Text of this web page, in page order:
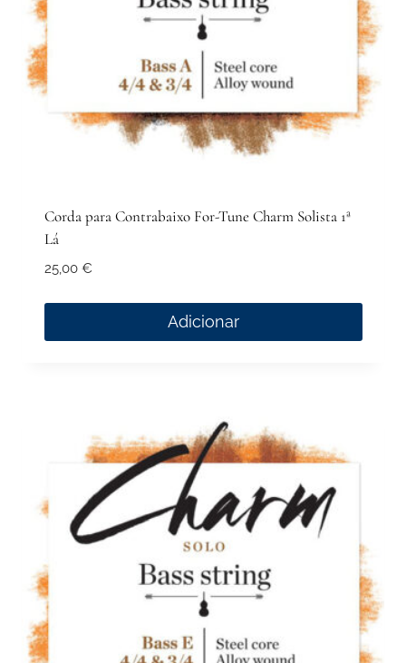
Corda para Contrabaixo For-Tune Charm Solista 1ª
Lá
25,00 €
Adicionar